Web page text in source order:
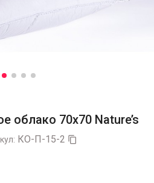
облако 70x70 Nature’s
КО-П-15-2 